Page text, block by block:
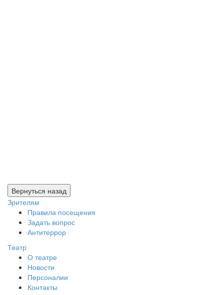
Зрителям
Правила посещения
Задать вопрос
Антитеррор
Театр
О театре
Новости
Персоналии
Контакты